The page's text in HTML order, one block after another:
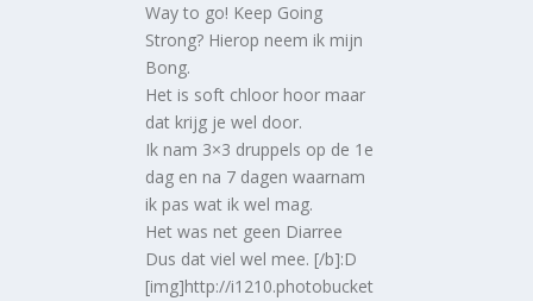
Way to go! Keep Going
Strong? Hierop neem ik mijn
Bong.
Het is soft chloor hoor maar
dat krijg je wel door.
Ik nam 3×3 druppels op de 1e
dag en na 7 dagen waarnam
ik pas wat ik wel mag.
Het was net geen Diarree
Dus dat viel wel mee. [/b]:D
[img]http://i1210.photobucket